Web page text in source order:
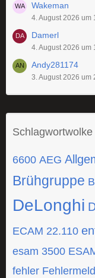
Wakeman
4. August 2026 um
Damerl
4. August 2026 um
Andy281174
3. August 2026 um
Schlagwortwolke
6600 AEG
Brühgruppe
DeLonghi
ECAM 22.110
esam 3500
fehler